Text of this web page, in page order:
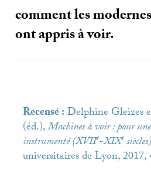
comment les
ont appris à voir.
Recensé :Delphine Gleizes
(éd.),Machines à voir : pour
instrumenté (XVIIe-XIXesiècles)
universitaires de Lyon, 2017,